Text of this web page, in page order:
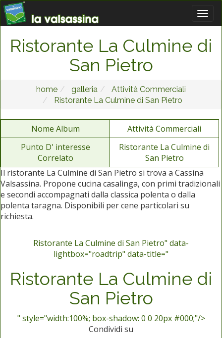
Ristorante La Culmine di
San Pietro
home galleria
Attività Commerciali
Ristorante La Culmine di San Pietro
Nome Album
Attività Commerciali
Punto D' interesse
Correlato
Ristorante La Culmine di
San Pietro
Il ristorante La Culmine di San Pietro si trova a Cassina
Valsassina. Propone cucina casalinga, con primi tradizionali
e secondi accompagnati dalla classica polenta o dalla
polenta taragna. Disponibili per cene particolari su
richiesta.
Ristorante La Culmine di San Pietro" data-
lightbox="roadtrip" data-title="
Ristorante La Culmine di
San Pietro
" style="width:100%; box-shadow: 0 0 20px #000;"/>
Condividi su